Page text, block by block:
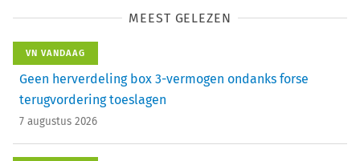
MEEST GELEZEN
VN VANDAAG
Geen herverdeling box 3-vermogen ondanks forse
terugvordering toeslagen
7 augustus 2026